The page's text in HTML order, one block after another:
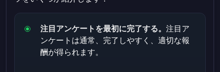
注目アンケートを最初に完了する。注目ア
ンケートは通常、完了しやすく、適切な報
酬が得られます。